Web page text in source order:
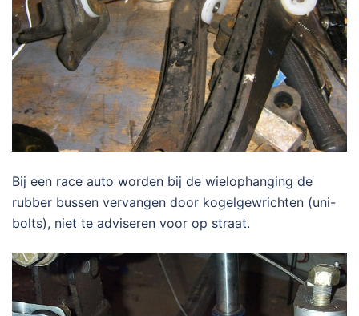
Bij een race auto worden bij de wielophanging de
rubber bussen vervangen door kogelgewrichten (uni-
bolts), niet te adviseren voor op straat.